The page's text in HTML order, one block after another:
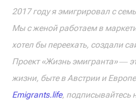
2017 году я эмигрировал с
Мы с женой работаем в
хотел бы переехать, создали
Проект «Жизнь эмигранта» ―
жизни, быте в Австрии и
Emigrants.life, подписывайтесь